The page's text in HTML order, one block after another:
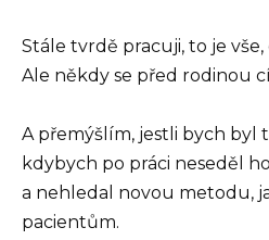
Stále tvrdě pracuji, to je vše,
Ale někdy se před rodinou
A přemýšlím, jestli bych byl
kdybych po práci neseděl
a nehledal novou metodu,
pacientům.